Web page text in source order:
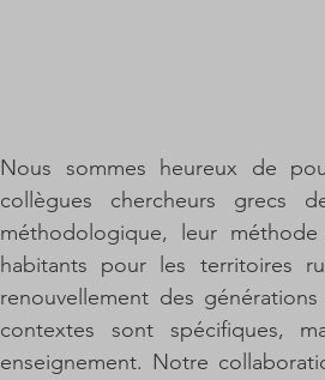
Nous sommes heureux de
collègues chercheurs grecs
méthodologique, leur
habitants pour les territoires
renouvellement des
contextes sont spécifiques,
enseignement. Notre